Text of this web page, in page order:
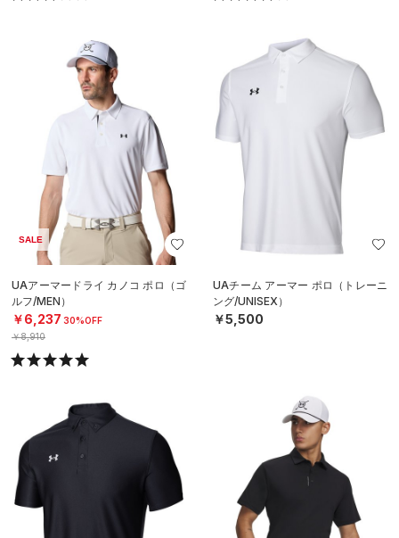
SALE
UAアーマードライ カノコ ポロ（ゴ
ルフ/MEN）
￥6,237 30%OFF
￥8,910
UAチーム アーマー ポロ（トレーニ
ング/UNISEX）
￥5,500